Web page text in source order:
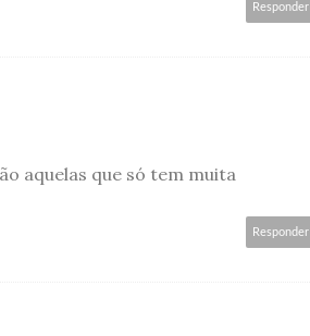
Responder
aquelas que só tem muita
Responder